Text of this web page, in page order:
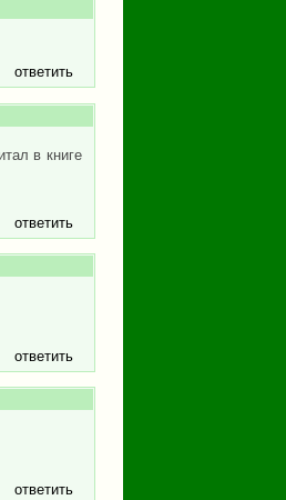
ответить
в книге
ответить
ответить
ответить